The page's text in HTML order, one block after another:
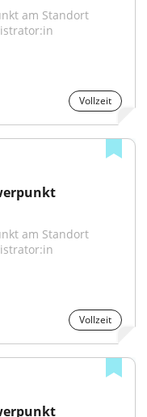
am Standort
Vollzeit
am Standort
Vollzeit